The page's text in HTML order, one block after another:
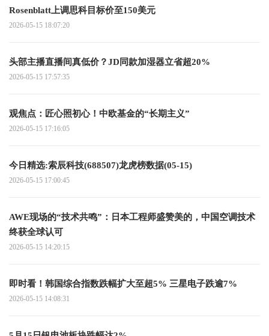
Rosenblatt上调思科目标价至150美元
2026-05-15 18:07:20
头部主播直播间真低价？JD同款加湿器立省超20%
2026-05-15 17:57:35
观焦点：匠心照初心！中欧基金的“长期主义”
2026-05-15 17:16:05
今日精选:索辰科技(688507)龙虎榜数据(05-15)
2026-05-15 17:00:45
AWE现场的“技术共鸣”：日本工程师盛赞美的，中国空调技术
终获全球认可
2026-05-15 14:20:15
即时看！韩国综合指数跌幅扩大至超5% 三星电子跌逾7%
2026-05-15 14:08:31